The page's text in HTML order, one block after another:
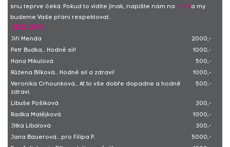
snu teprve čeká. Pokud to vidíte jinak, napište nám na mail
a my
budeme Vaše přání respektovat.
DĚKUJEME
Jiří Menda
2000,-
Petr Budka... Hodně sil!
1000,-
Hana Mikulová
500,-
Růžena Bílková... Hodně sil a zdraví!
1000,-
Veronika Crhounková... Ať to vše dobře dopadne a hodně
zdraví.
500,-
Libuše Pošíková
300,-
Radka Matějková
1000,-
Jitka Líbalová
300,-
Jana Bauerová... pro Filipa P.
5000,-